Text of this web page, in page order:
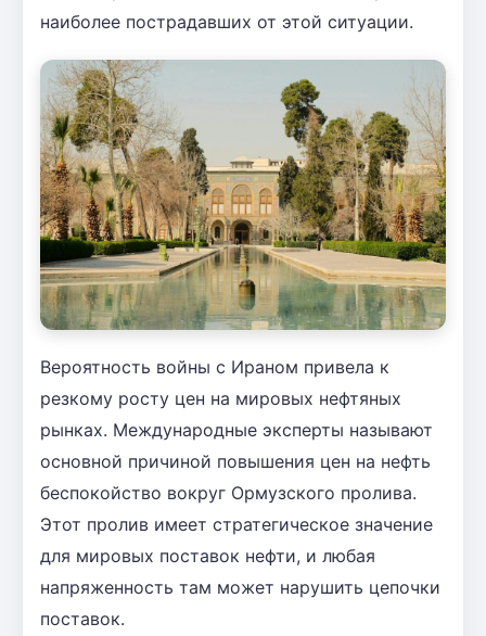
наиболее пострадавших от этой ситуации.
Вероятность войны с Ираном привела к
резкому росту цен на мировых нефтяных
рынках. Международные эксперты называют
основной причиной повышения цен на нефть
беспокойство вокруг Ормузского пролива.
Этот пролив имеет стратегическое значение
для мировых поставок нефти, и любая
напряженность там может нарушить цепочки
поставок.